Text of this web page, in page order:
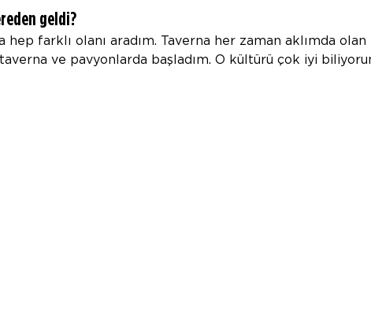
geldi?
hep farklı olanı aradım. Taverna her zaman aklımda
ve pavyonlarda başladım. O kültürü çok iyi